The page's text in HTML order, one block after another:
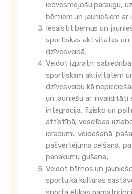
iedvesmojošu paraugu,
bērniem un jauniešiem ar
Iesaistīt bērnus un
sportiskās aktivitātēs un
dzīvesveidā;
Veidot izpratni
sportiskām aktivitātēm
dzīvesveidu kā
un jauniešu ar invaliditāti
integrācijā, fizisko un
attīstībā, veselības
ieradumu veidošanā,
pašvērtējuma celšanā,
panākumu gūšanā;
Veidot bērnos un
sportu kā kultūras
sporta ētikas